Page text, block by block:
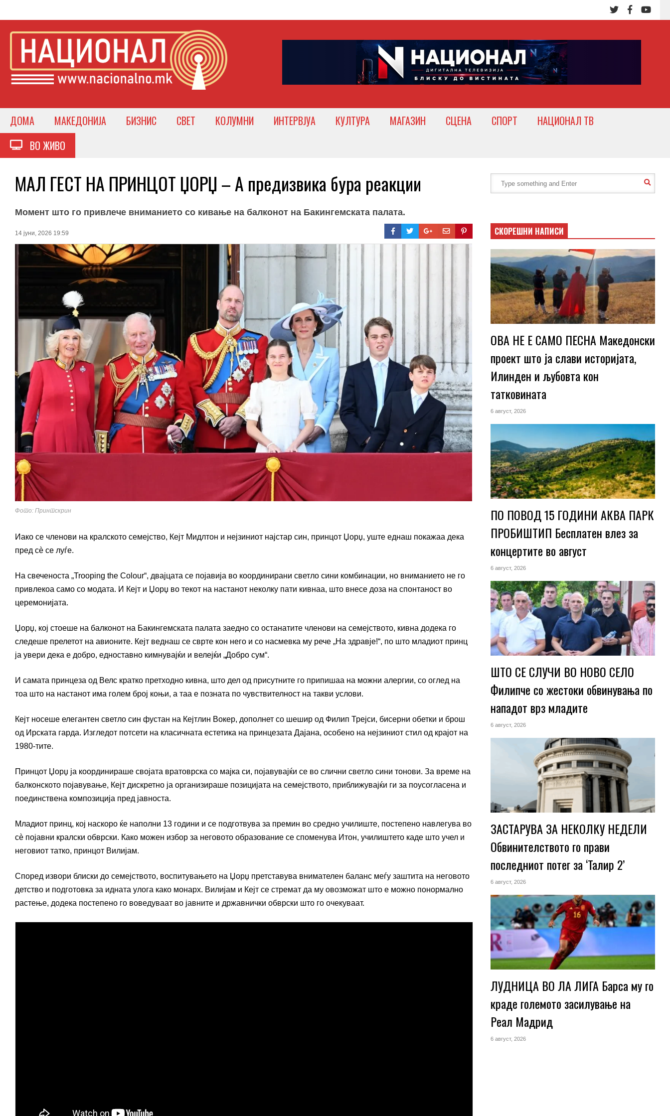
ДОМА МАКЕДОНИЈА БИЗНИС СВЕТ КОЛУМНИ ИНТЕРВЈУА КУЛТУРА МАГАЗИН СЦЕНА СПОРТ
НАЦИОНАЛ ТВ
ВО ЖИВО
МАЛ ГЕСТ НА ПРИНЦОТ ЏОРЏ – А предизвика бура реакции
Момент што го привлече вниманието со кивање на балконот на Бакингемската палата.
14 јуни, 2026 19:59
Фото: Принтскрин
Иако се членови на кралското семејство, Кејт Мидлтон и нејзиниот најстар син, принцот Џорџ, уште еднаш покажаа дека
пред сè се луѓе.
На свеченоста „Trooping the Colour“, двајцата се појавија во координирани светло сини комбинации, но вниманието не го
привлекоа само со модата. И Кејт и Џорџ во текот на настанот неколку пати кивнаа, што внесе доза на спонтаност во
церемонијата.
Џорџ, кој стоеше на балконот на Бакингемската палата заедно со останатите членови на семејството, кивна додека го
следеше прелетот на авионите. Кејт веднаш се сврте кон него и со насмевка му рече „На здравје!“, по што младиот принц
ја увери дека е добро, едноставно кимнувајќи и велејќи „Добро сум“.
И самата принцеза од Велс кратко претходно кивна, што дел од присутните го припишаа на можни алергии, со оглед на
тоа што на настанот има голем број коњи, а таа е позната по чувствителност на такви услови.
Кејт носеше елегантен светло син фустан на Кејтлин Вокер, дополнет со шешир од Филип Трејси, бисерни обетки и брош
од Ирската гарда. Изгледот потсети на класичната естетика на принцезата Дајана, особено на нејзиниот стил од крајот на
1980-тите.
Принцот Џорџ ја координираше својата вратоврска со мајка си, појавувајќи се во слични светло сини тонови. За време на
балконското појавување, Кејт дискретно ја организираше позицијата на семејството, приближувајќи ги за поусогласена и
поединствена композиција пред јавноста.
Младиот принц, кој наскоро ќе наполни 13 години и се подготвува за премин во средно училиште, постепено навлегува во
сè појавни кралски обврски. Како можен избор за неговото образование се споменува Итон, училиштето каде што учел и
неговиот татко, принцот Вилијам.
Според извори блиски до семејството, воспитувањето на Џорџ претставува внимателен баланс меѓу заштита на неговото
детство и подготовка за идната улога како монарх. Вилијам и Кејт се стремат да му овозможат што е можно понормално
растење, додека постепено го воведуваат во јавните и државнички обврски што го очекуваат.
СКОРЕШНИ НАПИСИ
ОВА НЕ Е САМО ПЕСНА Македонски
проект што ја слави историјата,
Илинден и љубовта кон
татковината
6 август, 2026
ПО ПОВОД 15 ГОДИНИ АКВА ПАРК
ПРОБИШТИП Бесплатен влез за
концертите во август
6 август, 2026
ШТО СЕ СЛУЧИ ВО НОВО СЕЛО
Филипче со жестоки обвинувања по
нападот врз младите
6 август, 2026
ЗАСТАРУВА ЗА НЕКОЛКУ НЕДЕЛИ
Обвинителството го прави
последниот потег за ‘Талир 2’
6 август, 2026
ЛУДНИЦА ВО ЛА ЛИГА Барса му го
краде големото засилување на
Реал Мадрид
6 август, 2026